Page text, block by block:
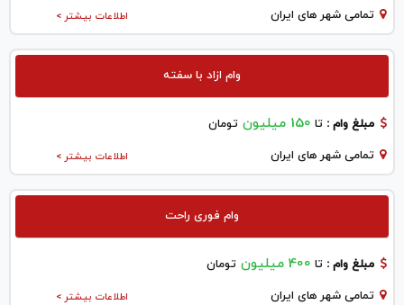
اطلاعات بیشتر > تمامی شهر های ایران
وام ازاد با سفته
مبلغ وام : تا 150 میلیون تومان
اطلاعات بیشتر > تمامی شهر های ایران
وام فوری راحت
مبلغ وام : تا 400 میلیون تومان
اطلاعات بیشتر > تمامی شهر های ایران